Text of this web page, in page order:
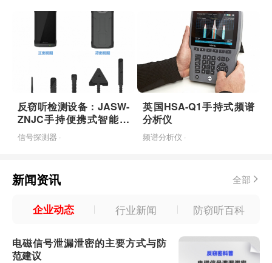
反窃听检测设备：JASW-
ZNJC手持便携式智能检
测设备
信号探测器 ·
英国HSA-Q1手持式频谱
分析仪
频谱分析仪 ·
新闻资讯 全部
企业动态 行业新闻 防窃听百科
电磁信号泄漏泄密的主要方式与防
范建议